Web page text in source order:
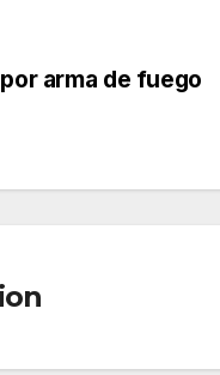
arma de fuego